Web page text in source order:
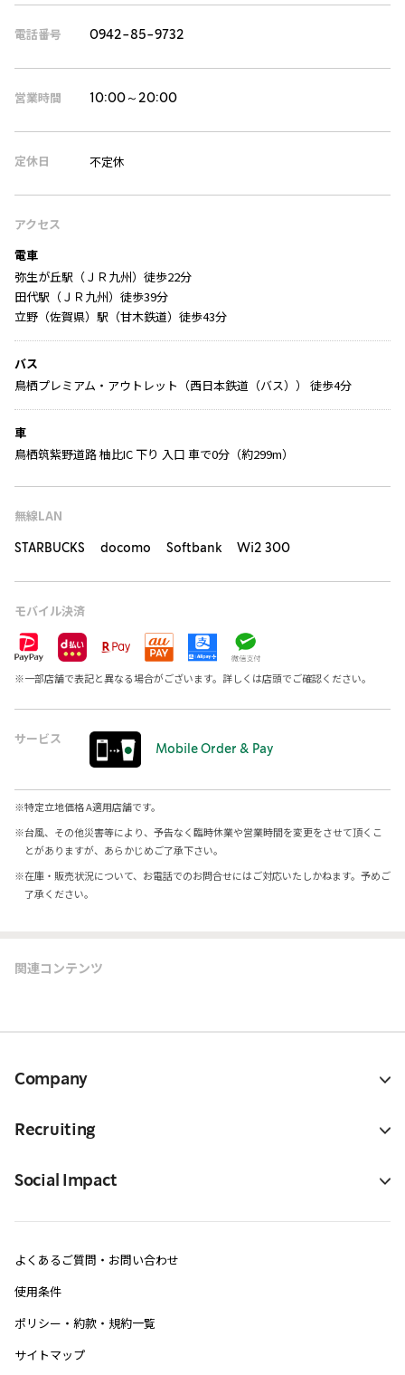
電話番号 0942-85-9732
営業時間 10:00～20:00
定休日 不定休
アクセス
電車
弥生が丘駅（ＪＲ九州）徒歩22分
田代駅（ＪＲ九州）徒歩39分
立野（佐賀県）駅（甘木鉄道）徒歩43分
バス
鳥栖プレミアム・アウトレット（西日本鉄道（バス）） 徒歩4分
車
鳥栖筑紫野道路 柚比IC 下り 入口 車で0分（約299m）
無線LAN
STARBUCKS docomo Softbank Wi2 300
モバイル決済
※一部店舗で表記と異なる場合がございます。詳しくは店頭でご確認ください。
サービス
Mobile Order & Pay
※特定立地価格 A適用店舗です。
※台風、その他災害等により、予告なく臨時休業や営業時間を変更をさせて頂くこ
とがありますが、あらかじめご了承下さい。
※在庫・販売状況について、お電話でのお問合せにはご対応いたしかねます。予めご
了承ください。
関連コンテンツ
Company
Recruiting
Social Impact
よくあるご質問・お問い合わせ
使用条件
ポリシー・約款・規約一覧
サイトマップ